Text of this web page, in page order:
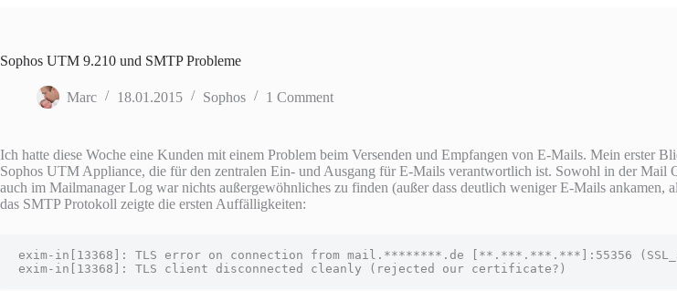
Sophos UTM 9.210 und SMTP Probleme
Marc 18.01.2015 Sophos 1 Comment
Ich hatte diese Woche eine Kunden mit einem Problem beim Versenden und Empfangen von E-Mails. Mein erster
Sophos UTM Appliance, die für den zentralen Ein- und Ausgang für E-Mails verantwortlich ist. Sowohl in der Mail
auch im Mailmanager Log war nichts außergewöhnliches zu finden (außer dass deutlich weniger E-Mails ankamen,
das SMTP Protokoll zeigte die ersten Auffälligkeiten:
exim-in[13368]: TLS error on connection from mail.********.de [**.***.***.***]:55356
exim-in[13368]: TLS client disconnected cleanly (rejected our certificate?)